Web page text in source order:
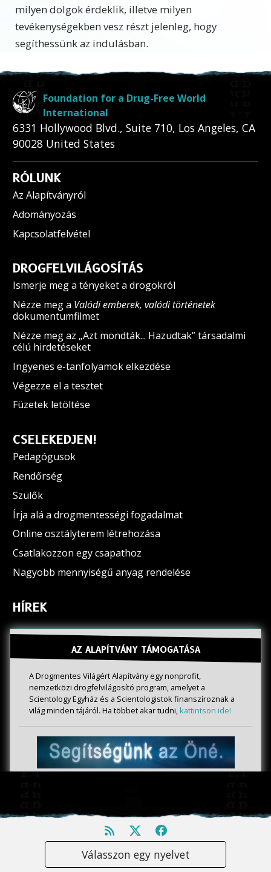
milyen dolgok érdeklik, illetve milyen
tevékenységekben vesz részt jelenleg, hogy
segíthessünk az indulásban.
Foundation for a Drug-Free World
International
6331 Hollywood Blvd., Suite 710, Los Angeles, CA
90028 United States
RÓLUNK
Az Alapítványról
Adományozás
Kapcsolatfelvétel
DROGFELVILÁGOSÍTÁS
Ismerje meg a tényeket a drogokról
Nézze meg a Valódi emberek, valódi történetek
dokumentumfilmet
Nézze meg az „Azt mondták... Hazudtak” társadalmi
célú hirdetéseket
Ingyenes e-tanfolyamok elkezdése
Végezze el a tesztet
Füzetek letöltése
CSELEKEDJEN!
Pedagógusok
Rendőrség
Szülők
Írja alá a drogmentességi fogadalmat
Online osztályterem létrehozása
Csatlakozzon egy csapathoz
Nagyobb mennyiségű anyag rendelése
HÍREK
AZ ALAPÍTVÁNY TÁMOGATÁSA
A Drogmentes Világért Alapítvány egy nonprofit,
nemzetközi drogfelvilágosító program, amelyet a
Scientology Egyház és a Scientologistok finanszíroznak a
világ minden tájáról. Ha többet akar tudni,kattintson ide!
Válasszon egy nyelvet